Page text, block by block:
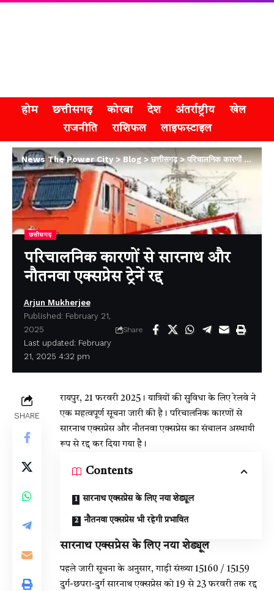
होम छत्तीसगढ़ कोरबा देश अंतर्राष्ट्रीय
खेल
राजनीति
राशिफल लाइफस्टाइल
News The Power City>Blog>छत्तीसगढ़>परिचालनिक कारणों से सारनाथ और नौतनवा एक्सप्रेस ट्रेनें रद्द
छत्तीसगढ़
परिचालनिक कारणों से सारनाथ और
नौतनवा एक्सप्रेस ट्रेनें रद्द
Last updated: February
21, 2025 4:32 pm
Arjun Mukherjee
Published: February 21,
2025
Share
SHARE
रायपुर, 21 फरवरी 2025। यात्रियों की सुविधा के लिए रेलवे ने
एक महत्वपूर्ण सूचना जारी की है। परिचालनिक कारणों से
सारनाथ एक्सप्रेस और नौतनवा एक्सप्रेस का संचालन अस्थायी
रूप से रद्द कर दिया गया है।
Contents
सारनाथ एक्सप्रेस के लिए नया शेड्यूल
नौतनवा एक्सप्रेस भी रहेगी प्रभावित
सारनाथ एक्सप्रेस के लिए नया शेड्यूल
पहले जारी सूचना के अनुसार, गाड़ी संख्या 15160 / 15159
दुर्ग-छपरा-दुर्ग सारनाथ एक्सप्रेस को 19 से 23 फरवरी तक रद्द